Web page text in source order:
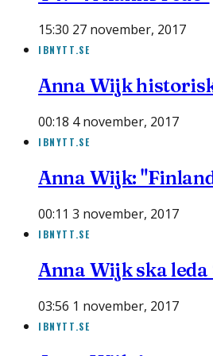
15:30 27 november, 2017
IBNYTT.SE
Anna Wijk
00:18 4 november, 2017
IBNYTT.SE
Anna Wijk:
00:11 3 november, 2017
IBNYTT.SE
Anna Wijk ska
03:56 1 november, 2017
IBNYTT.SE